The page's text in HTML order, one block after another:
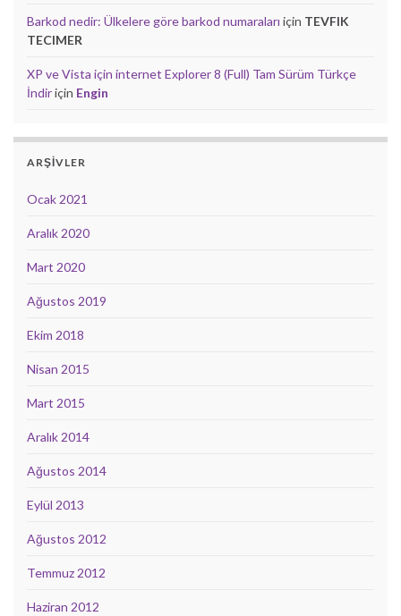
Barkod nedir: Ülkelere göre barkod numaraları için TEVFIK
TECIMER
XP ve Vista için internet Explorer 8 (Full) Tam Sürüm Türkçe
İndiriçin Engin
ARŞIVLER
Ocak 2021
Aralık 2020
Mart 2020
Ağustos 2019
Ekim 2018
Nisan 2015
Mart 2015
Aralık 2014
Ağustos 2014
Eylül 2013
Ağustos 2012
Temmuz 2012
Haziran 2012